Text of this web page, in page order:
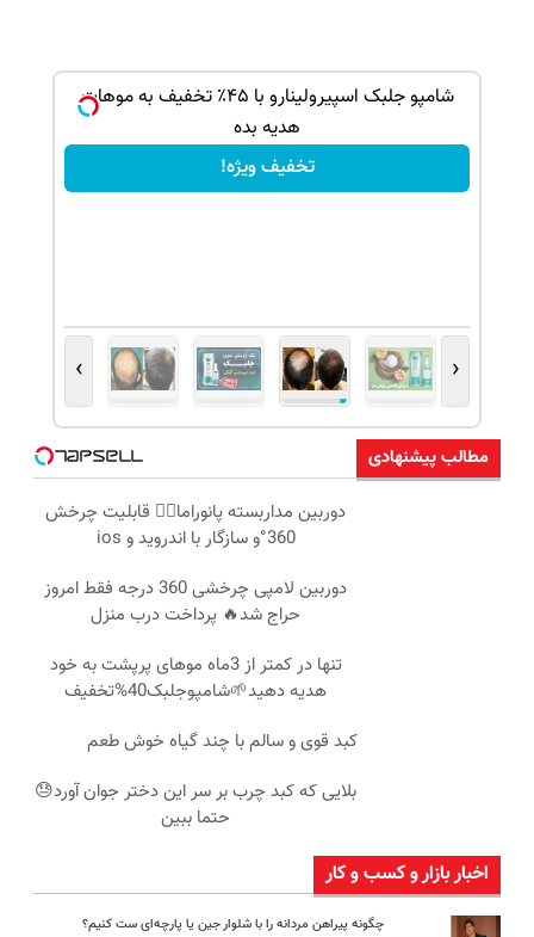
شامپو جلبک اسپیرولینارو با ۴۵٪ تخفیف به موهات
هدیه بده
تخفیف ویژه!
‹
›
مطالب پیشنهادی
دوربین مداربسته پانوراما👈🏻 قابلیت چرخش
360°و سازگار با اندروید و ios
دوربین لامپی چرخشی 360 درجه فقط امروز
حراج شد🔥 پرداخت درب منزل
تنها در کمتر از 3ماه موهای پرپشت به خود
هدیه دهید🌱شامپوجلبک40%تخفیف
کبد قوی و سالم با چند گیاه خوش طعم
بلایی که کبد چرب بر سر این دختر جوان آورد😓
حتما ببین
اخبار بازار و کسب و کار
چگونه پیراهن مردانه را با شلوار جین یا پارچه‌ای ست کنیم؟